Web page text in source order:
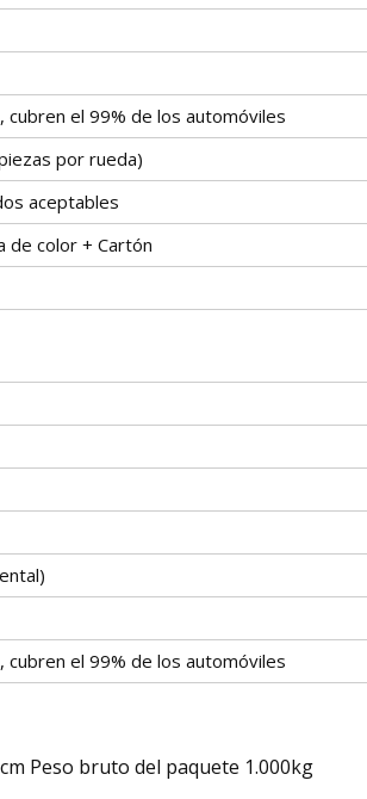
cubren el 99% de los automóviles
por rueda)
aceptables
de color + Cartón
cubren el 99% de los automóviles
Peso bruto del paquete 1.000kg